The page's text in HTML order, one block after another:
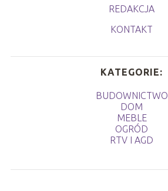
REDAKCJA
KONTAKT
KATEGORIE:
BUDOWNICTWO
DOM
MEBLE
OGRÓD
RTV I AGD